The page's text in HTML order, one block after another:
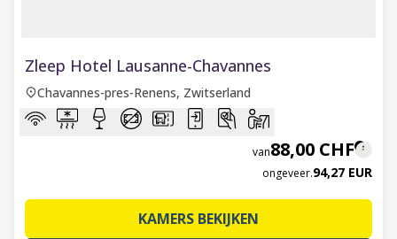
Zleep Hotel Lausanne-Chavannes
Chavannes-pres-Renens, Zwitserland
van88,00 CHF
ongeveer.94,27 EUR
KAMERS BEKIJKEN